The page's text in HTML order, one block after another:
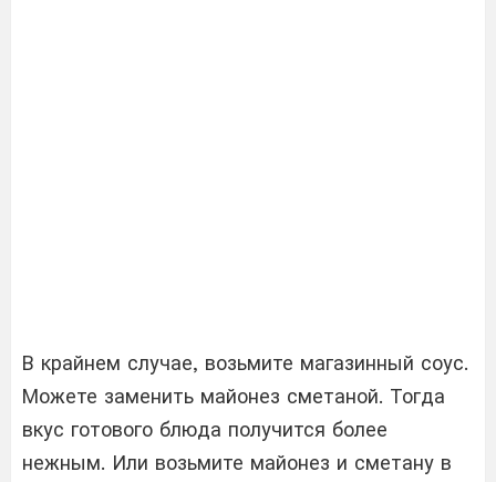
В крайнем случае, возьмите магазинный соус.
Можете заменить майонез сметаной. Тогда
вкус готового блюда получится более
нежным. Или возьмите майонез и сметану в